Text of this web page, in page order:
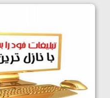
کشتی آزاد نوجوانان
ایران مشخص شدند
1405/05/08
کشتی فرنگی نوجوانان